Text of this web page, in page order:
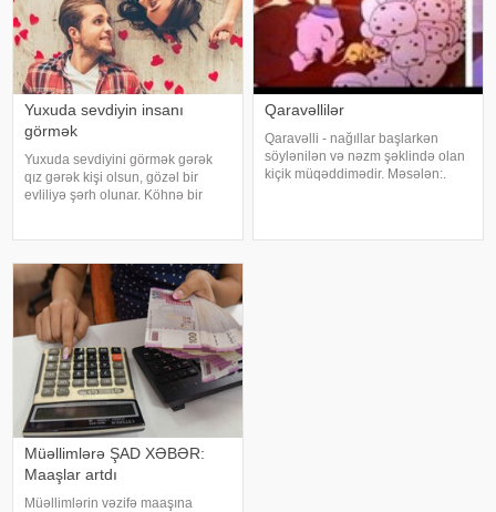
Yuxuda sevdiyin insanı
görmək
Yuxuda sevdiyini görmək gərək
qız gərək kişi olsun, gözəl bir
evliliyə şərh olunar. Köhnə bir
edər.Evlilər üçün köhnə sevgilin
Qaravəllilər
Qaravəlli - nağıllar başlarkən
söylənilən və nəzm şəklində olan
kiçik müqəddimədir. Məsələn:.
Qarışqa şıllaq atdı,. Dəvənin budu
Müəllimlərə ŞAD XƏBƏR:
Maaşlar artdı
Müəllimlərin vəzifə maaşına